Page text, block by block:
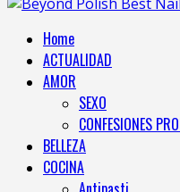
Home
ACTUALIDAD
AMOR
SEXO
CONFESIONES
BELLEZA
COCINA